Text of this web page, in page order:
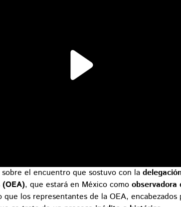
el encuentro que sostuvo con la
, que estará en México como observadora
que los representantes de la OEA, encabezados